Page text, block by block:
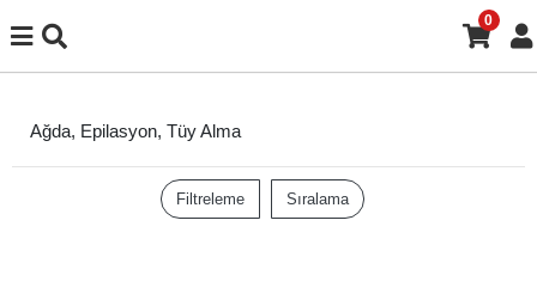
0
Ağda, Epilasyon, Tüy Alma
Filtreleme Sıralama